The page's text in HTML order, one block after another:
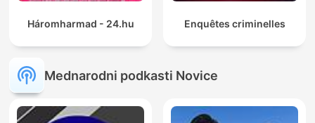
Háromharmad - 24.hu Enquêtes criminelles
Mednarodni podkasti Novice